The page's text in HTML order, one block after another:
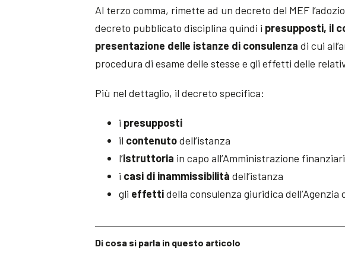
Di cosa si parla in questo articolo
Al terzo comma, rimette ad un decreto del MEF
decreto pubblicato disciplina quindi i presupposti, il
presentazione delle istanze di consulenzadi cui
procedura di esame delle stesse e gli effetti delle
Più nel dettaglio, il decreto specifica:
i presupposti
il contenutodell’istanza
l’istruttoria in capo all’Amministrazione
i casi di inammissibilità dell’istanza
gli effettidella consulenza giuridica dell’Agenzia